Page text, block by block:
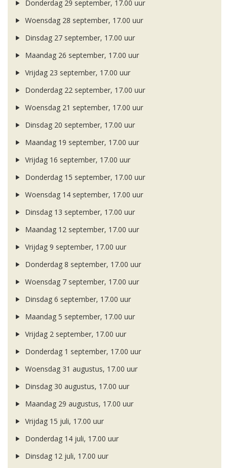
Donderdag 29 september, 17.00 uur
Woensdag 28 september, 17.00 uur
Dinsdag 27 september, 17.00 uur
Maandag 26 september, 17.00 uur
Vrijdag 23 september, 17.00 uur
Donderdag 22 september, 17.00 uur
Woensdag 21 september, 17.00 uur
Dinsdag 20 september, 17.00 uur
Maandag 19 september, 17.00 uur
Vrijdag 16 september, 17.00 uur
Donderdag 15 september, 17.00 uur
Woensdag 14 september, 17.00 uur
Dinsdag 13 september, 17.00 uur
Maandag 12 september, 17.00 uur
Vrijdag 9 september, 17.00 uur
Donderdag 8 september, 17.00 uur
Woensdag 7 september, 17.00 uur
Dinsdag 6 september, 17.00 uur
Maandag 5 september, 17.00 uur
Vrijdag 2 september, 17.00 uur
Donderdag 1 september, 17.00 uur
Woensdag 31 augustus, 17.00 uur
Dinsdag 30 augustus, 17.00 uur
Maandag 29 augustus, 17.00 uur
Vrijdag 15 juli, 17.00 uur
Donderdag 14 juli, 17.00 uur
Dinsdag 12 juli, 17.00 uur